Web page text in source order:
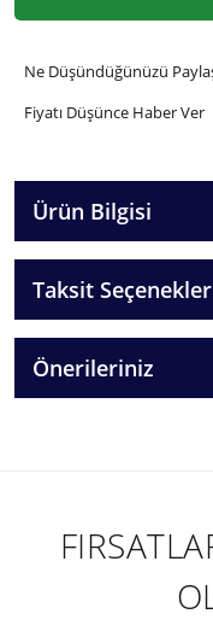
Ne Düşündüğünüzü
Fiyatı Düşünce Haber Ver
Ürün Bilgisi
Taksit
Önerileriniz